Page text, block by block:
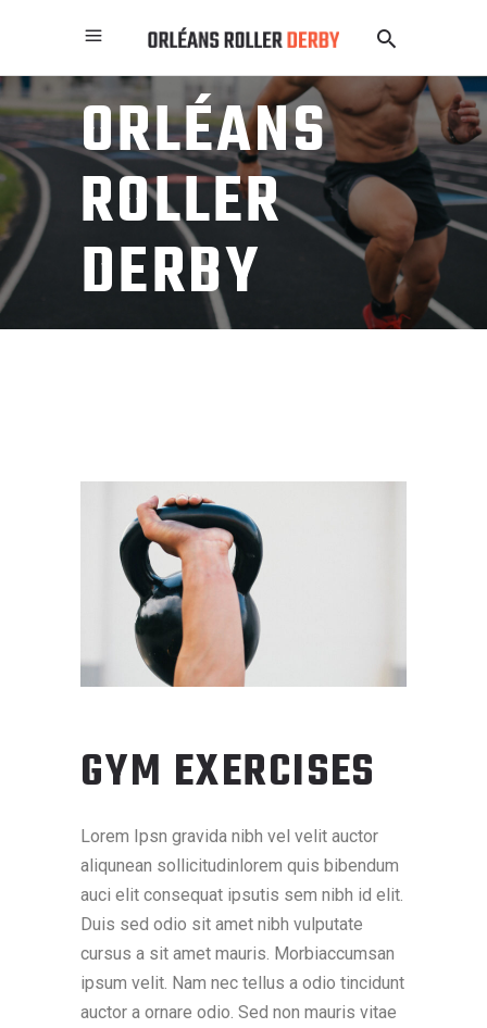
ORLÉANS
ROLLER
DERBY
GYM EXERCISES
Lorem Ipsn gravida nibh vel velit auctor
aliqunean sollicitudinlorem quis bibendum
auci elit consequat ipsutis sem nibh id elit.
Duis sed odio sit amet nibh vulputate
cursus a sit amet mauris. Morbiaccumsan
ipsum velit. Nam nec tellus a odio tincidunt
auctor a ornare odio. Sed non mauris vitae